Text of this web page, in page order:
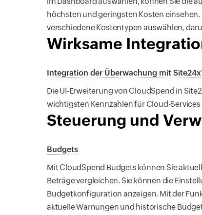
höchsten und geringsten Kosten
verschiedene Kostentypen auswählen,
Wirksame
Integration der Überwachung mit
Die UI-Erweiterung von CloudSpend in
wichtigsten Kennzahlen für Cloud-
Steuerung und
Budgets
Mit CloudSpend Budgets können Sie
Beträge vergleichen. Sie können die
Budgetkonfiguration anzeigen. Mit der
aktuelle Warnungen und historische